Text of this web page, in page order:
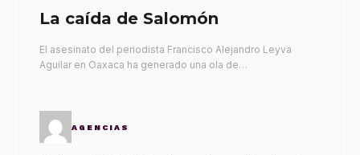
La caída de Salomón
El asesinato del periodista Francisco Alejandro Leyva
Aguilar en Oaxaca ha generado una ola de…
AGENCIAS